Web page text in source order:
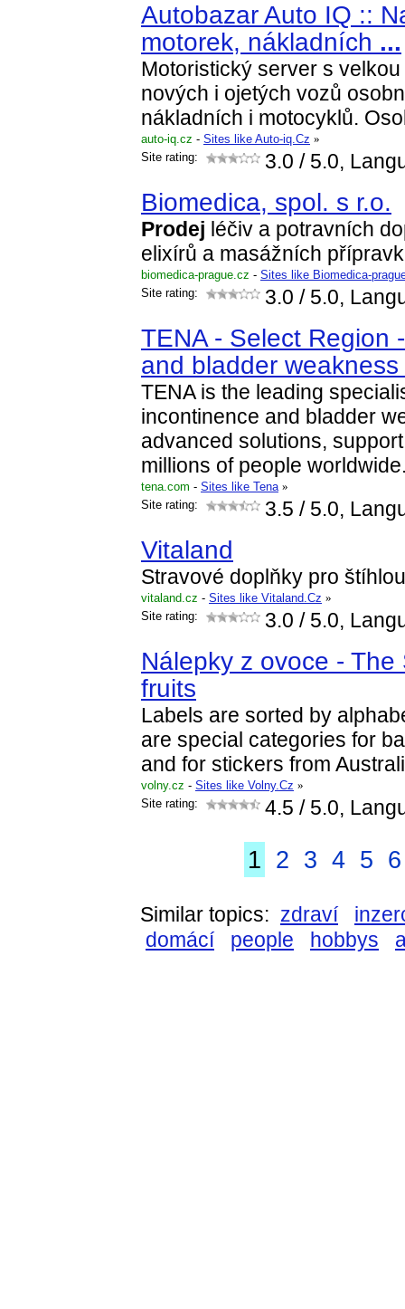
Autobazar Auto IQ ::
motorek, nákladních ...
Motoristický server s
nových i ojetých vozů
nákladních i motocyklů.
auto-iq.cz - Sites like Auto-iq.Cz »
Site rating:
3.0 / 5.0,
Biomedica, spol. s r.o.
Prodej léčiv a potravních
elixírů a masážních
biomedica-prague.cz - Sites like Biomedica-
Site rating:
3.0 / 5.0,
TENA - Select Region
and bladder weakness
TENA is the leading
incontinence and bladder
advanced solutions,
millions of people
tena.com - Sites like Tena »
Site rating:
3.5 / 5.0,
Vitaland
Stravové doplňky pro
vitaland.cz - Sites like Vitaland.Cz »
Site rating:
3.0 / 5.0,
Nálepky z ovoce - The
fruits
Labels are sorted by
are special categories for
and for stickers from
volny.cz - Sites like Volny.Cz »
Site rating:
4.5 / 5.0,
1 2 3 4 5 6
Similar topics: zdraví
domácí
people hobbys